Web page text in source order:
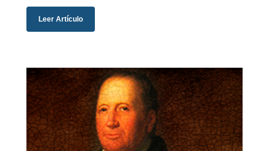
Leer Artículo